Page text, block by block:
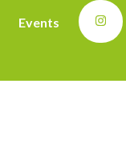
Events